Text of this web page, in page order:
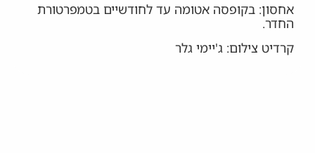
אחסון: בקופסה אטומה עד לחודשיים בטמפרטורת
החדר.
קרדיט צילום: ג'יימי גלר